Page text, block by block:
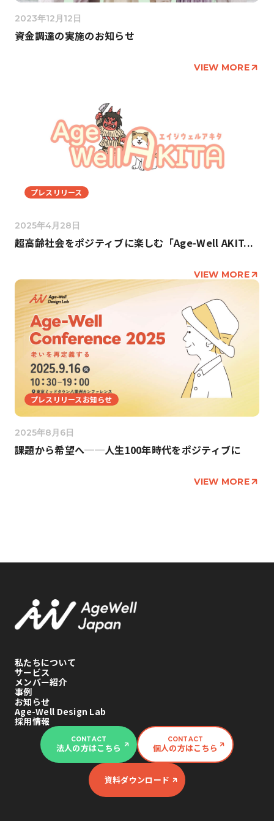
2023年12月12日
資金調達の実施のお知らせ
VIEW MORE
プレスリリース
2025年4月28日
超高齢社会をポジティブに楽しむ「Age-Well AKIT...
VIEW MORE
プレスリリースお知らせ
2025年8月6日
課題から希望へ──人生100年時代をポジティブに
VIEW MORE
私たちについて
サービス
メンバー紹介
事例
お知らせ
Age-Well Design Lab
採用情報
CONTACT
法人の方はこちら
CONTACT
個人の方はこちら
資料ダウンロード